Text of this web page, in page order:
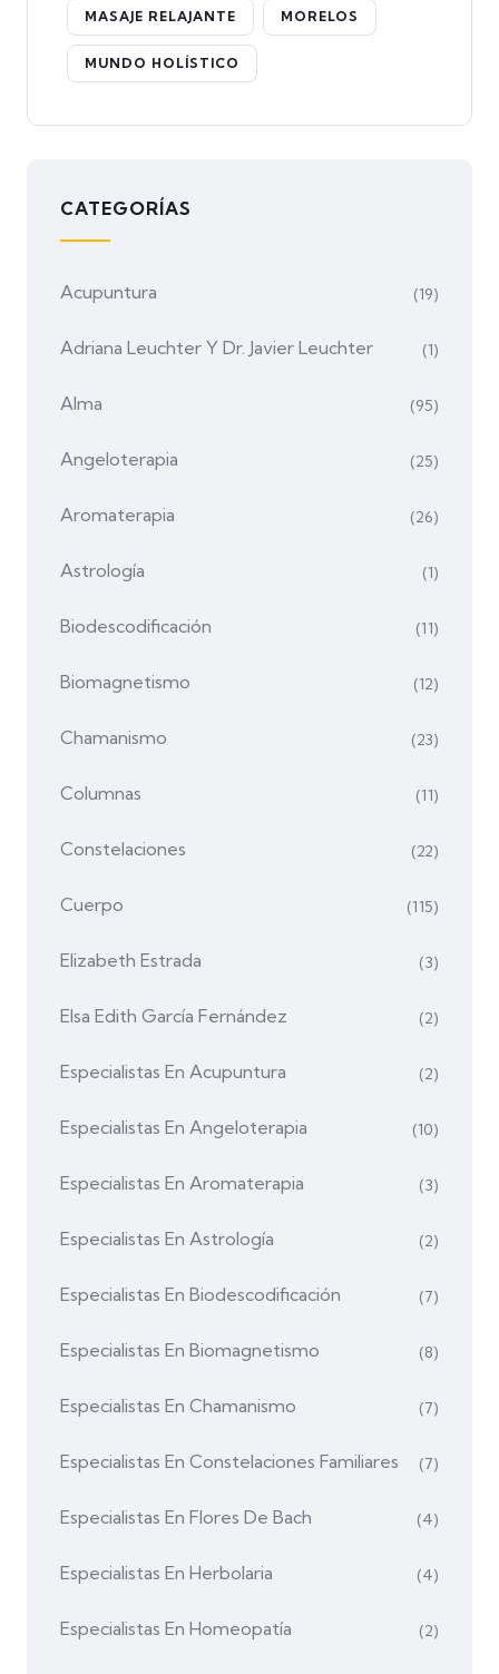
MASAJE RELAJANTE MORELOS
MUNDO HOLÍSTICO
CATEGORÍAS
Acupuntura (19)
Adriana Leuchter Y Dr. Javier Leuchter (1)
Alma (95)
Angeloterapia (25)
Aromaterapia (26)
Astrología (1)
Biodescodificación (11)
Biomagnetismo (12)
Chamanismo (23)
Columnas (11)
Constelaciones (22)
Cuerpo (115)
Elizabeth Estrada (3)
Elsa Edith García Fernández (2)
Especialistas En Acupuntura (2)
Especialistas En Angeloterapia (10)
Especialistas En Aromaterapia (3)
Especialistas En Astrología (2)
Especialistas En Biodescodificación (7)
Especialistas En Biomagnetismo (8)
Especialistas En Chamanismo (7)
Especialistas En Constelaciones Familiares (7)
Especialistas En Flores De Bach (4)
Especialistas En Herbolaria (4)
Especialistas En Homeopatía (2)